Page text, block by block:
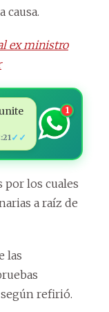
causa.
ex ministro
✓✓
1
por los cuales
a raíz de
las
refirió.